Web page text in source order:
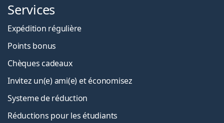
Services
Expédition régulière
Points bonus
Chèques cadeaux
Invitez un(e) ami(e) et économisez
Systeme de réduction
Réductions pour les étudiants